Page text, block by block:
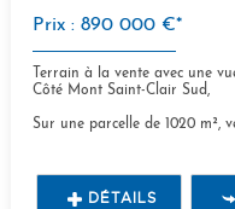
Prix : 890 000 €*
Terrain à la vente avec une
Côté Mont Saint-Clair Sud,
Sur une parcelle de 1020 m²,
DÉTAILS